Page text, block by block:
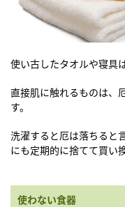
使い古したタオルや寝具は
直接肌に触れるものは、
す。
洗濯すると厄は落ちると
にも定期的に捨てて買い
使わない食器